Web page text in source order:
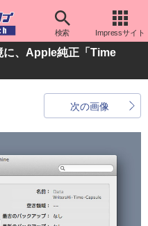
検索 Impressサイト
に、Apple純正「Time
次の画像